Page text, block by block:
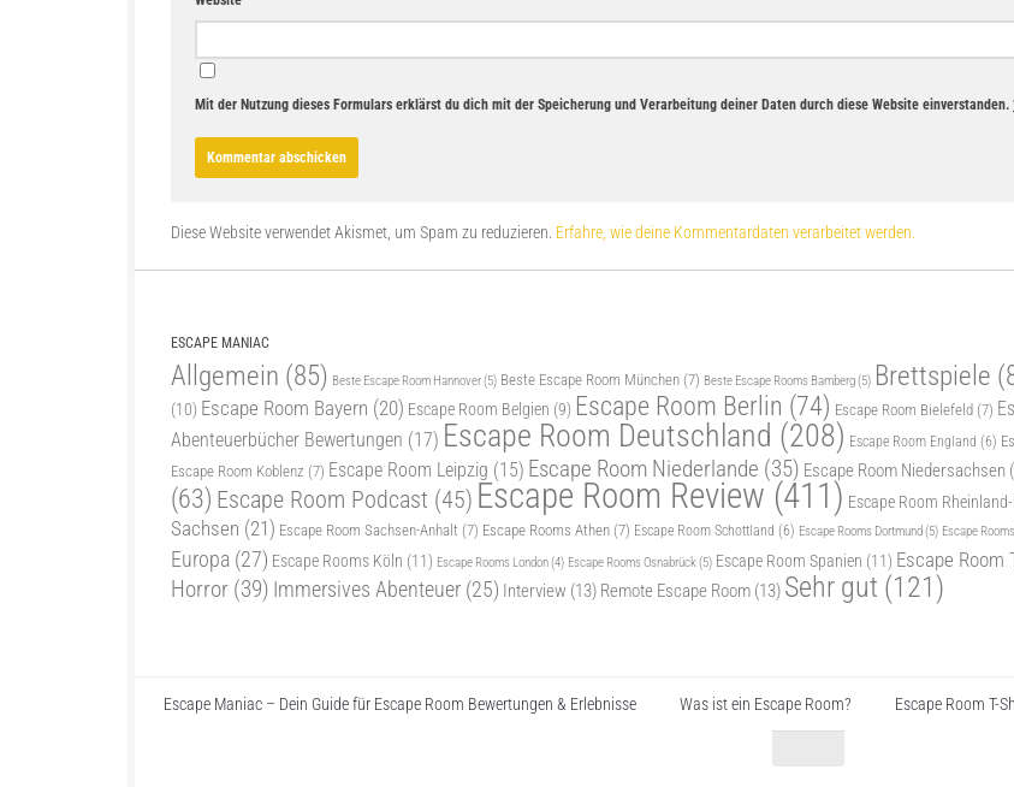
Mit der Nutzung dieses Formulars erklärst du dich mit der Speicherung und Verarbeitung deiner Daten durch diese Website einverstanden.
Diese Website verwendet Akismet, um Spam zu reduzieren. Erfahre, wie deine Kommentardaten verarbeitet werden.
ESCAPE MANIAC
Allgemein (85) Beste Escape Room Hannover(5) Beste Escape Room München (7) Beste Escape Rooms Bamberg(5) Brettspiele
(10) Escape Room Bayern (20) Escape Room Belgien (9) Escape Room Berlin (74) Escape Room Bielefeld (7)
Abenteuerbücher Bewertungen (17) Escape Room Deutschland (208) Escape Room England (6)
Escape Room Koblenz (7) Escape Room Leipzig (15) Escape Room Niederlande (35) Escape Room Niedersachsen
(63) Escape Room Podcast (45) Escape Room Review (411) Escape Room
Sachsen (21) Escape Room Sachsen-Anhalt (7) Escape Rooms Athen (7) Escape Room Schottland (6) Escape Rooms Dortmund(5) Escape
Europa (27) Escape Rooms Köln (11) Escape Rooms London(4) Escape Rooms Osnabrück(5) Escape Room Spanien (11) Escape Room
Horror (39) Immersives Abenteuer (25) Interview (13) Remote Escape Room (13) Sehr gut (121)
Escape Maniac – Dein Guide für Escape Room Bewertungen & Erlebnisse Was ist ein Escape Room? Escape Room T-